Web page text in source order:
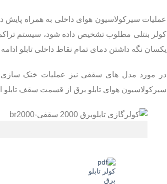
عملیات سیرکولاسیون هوای داخلی به همراه
کولر بنتلی مطلوب تشخیص داده شود، سیستم
یکسان نگه داشتن دمای تمام نقاط داخلی تابلو
در مورد مدل های سقفی نیز عملیات خنک سازی
سیرکولاسیون هوای تابلو برق از قسمت سقف تابلو